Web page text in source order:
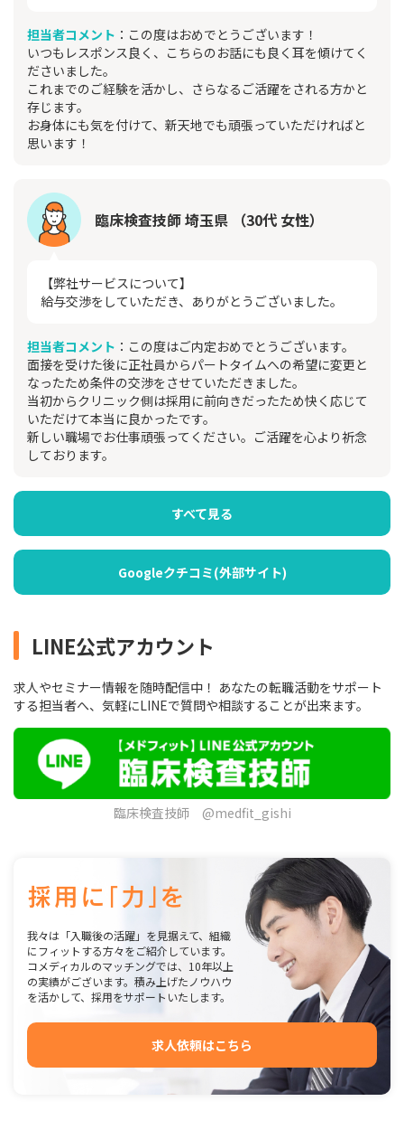
担当者コメント ：この度はおめでとうございます！
いつもレスポンス良く、こちらのお話にも良く耳を傾けてく
ださいました。
これまでのご経験を活かし、さらなるご活躍をされる方かと
存じます。
お身体にも気を付けて、新天地でも頑張っていただければと
思います！
臨床検査技師 埼玉県 （30代 女性）
【弊社サービスについて】
給与交渉をしていただき、ありがとうございました。
担当者コメント ：この度はご内定おめでとうございます。
面接を受けた後に正社員からパートタイムへの希望に変更と
なったため条件の交渉をさせていただきました。
当初からクリニック側は採用に前向きだったため快く応じて
いただけて本当に良かったです。
新しい職場でお仕事頑張ってください。ご活躍を心より祈念
しております。
すべて見る
Googleクチコミ(外部サイト)
LINE公式アカウント
求人やセミナー情報を随時配信中！ あなたの転職活動をサポート
する担当者へ、気軽にLINEで質問や相談することが出来ます。
臨床検査技師 @medfit_gishi
我々は「入職後の活躍」を見据えて、組織
にフィットする方々をご紹介しています。
コメディカルのマッチングでは、10年以上
の実績がございます。積み上げたノウハウ
を活かして、採用をサポートいたします。
求人依頼はこちら